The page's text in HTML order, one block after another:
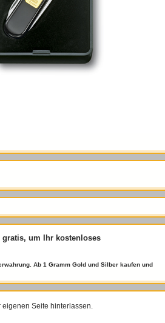
gratis, um Ihr kostenloses
Ab 1 Gramm Gold und Silber kaufen und
eigenen Seite hinterlassen.